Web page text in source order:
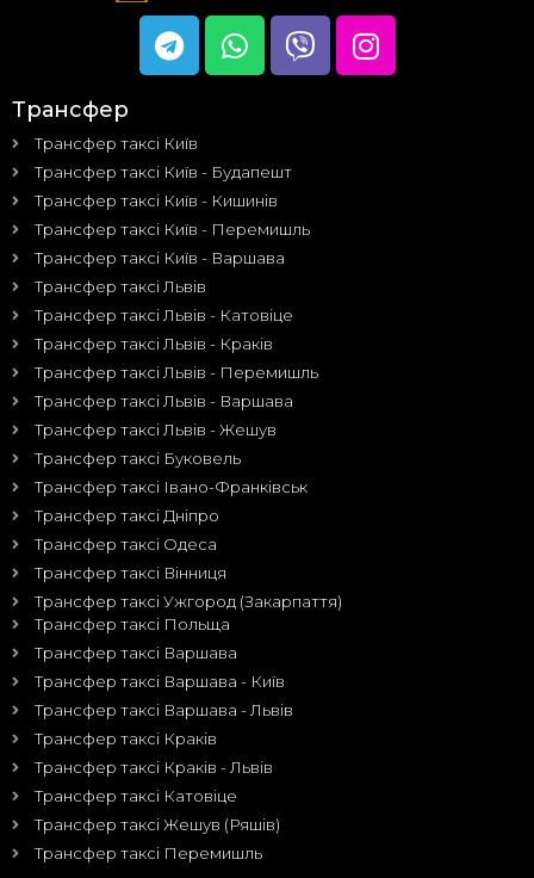
Трансфер
Трансфер таксі Київ
Трансфер таксі Київ - Будапешт
Трансфер таксі Київ - Кишинів
Трансфер таксі Київ - Перемишль
Трансфер таксі Київ - Варшава
Трансфер таксі Львів
Трансфер таксі Львів - Катовіце
Трансфер таксі Львів - Краків
Трансфер таксі Львів - Перемишль
Трансфер таксі Львів - Варшава
Трансфер таксі Львів - Жешув
Трансфер таксі Буковель
Трансфер таксі Івано-Франківськ
Трансфер таксі Дніпро
Трансфер таксі Одеса
Трансфер таксі Вінниця
Трансфер таксі Ужгород (Закарпаття)
Трансфер таксі Польща
Трансфер таксі Варшава
Трансфер таксі Варшава - Київ
Трансфер таксі Варшава - Львів
Трансфер таксі Краків
Трансфер таксі Краків - Львів
Трансфер таксі Катовіце
Трансфер таксі Жешув (Ряшів)
Трансфер таксі Перемишль